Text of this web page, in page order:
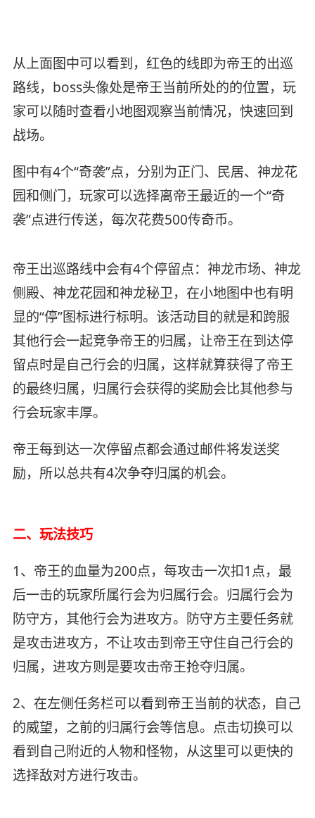
从上面图中可以看到，红色的线即为帝王的出巡
路线，boss头像处是帝王当前所处的的位置，玩
家可以随时查看小地图观察当前情况，快速回到
战场。
图中有4个“奇袭”点，分别为正门、民居、神龙花
园和侧门，玩家可以选择离帝王最近的一个“奇
袭”点进行传送，每次花费500传奇币。
帝王出巡路线中会有4个停留点：神龙市场、神龙
侧殿、神龙花园和神龙秘卫，在小地图中也有明
显的“停”图标进行标明。该活动目的就是和跨服
其他行会一起竞争帝王的归属，让帝王在到达停
留点时是自己行会的归属，这样就算获得了帝王
的最终归属，归属行会获得的奖励会比其他参与
行会玩家丰厚。
帝王每到达一次停留点都会通过邮件将发送奖
励，所以总共有4次争夺归属的机会。
二、玩法技巧
1、帝王的血量为200点，每攻击一次扣1点，最
后一击的玩家所属行会为归属行会。归属行会为
防守方，其他行会为进攻方。防守方主要任务就
是攻击进攻方，不让攻击到帝王守住自己行会的
归属，进攻方则是要攻击帝王抢夺归属。
2、在左侧任务栏可以看到帝王当前的状态，自己
的威望，之前的归属行会等信息。点击切换可以
看到自己附近的人物和怪物，从这里可以更快的
选择敌对方进行攻击。